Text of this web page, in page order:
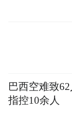
再者，其所
风向风速差
巴西空难致
指控10余人